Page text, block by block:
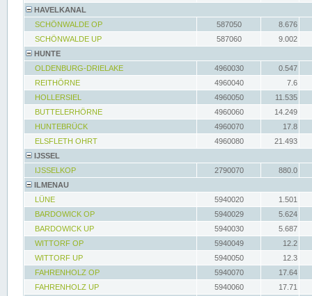
HAVELKANAL
SCHÖNWALDE OP
587050
8.676
SCHÖNWALDE UP
587060
9.002
HUNTE
OLDENBURG-DRIELAKE
4960030
0.547
REITHÖRNE
4960040
7.6
HOLLERSIEL
4960050
11.535
BUTTELERHÖRNE
4960060
14.249
HUNTEBRÜCK
4960070
17.8
ELSFLETH OHRT
4960080
21.493
IJSSEL
IJSSELKOP
2790070
880.0
ILMENAU
LÜNE
5940020
1.501
BARDOWICK OP
5940029
5.624
BARDOWICK UP
5940030
5.687
WITTORF OP
5940049
12.2
WITTORF UP
5940050
12.3
FAHRENHOLZ OP
5940070
17.64
FAHRENHOLZ UP
5940060
17.71